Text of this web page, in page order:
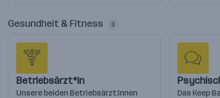
Gesundheit & Fitness 3
Betriebsärzt*in
Unsere beiden Betriebsärzt:innen
Das Keep